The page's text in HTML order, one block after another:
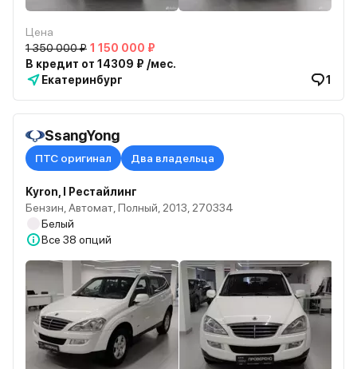
Цена
1 350 000 ₽ 1 150 000 ₽
В кредит от 14309 ₽ /мес.
Екатеринбург
1
SsangYong
ПТС оригинал Два владельца
Kyron, I Рестайлинг
Бензин, Автомат, Полный, 2013, 270334
Белый
Все 38 опций